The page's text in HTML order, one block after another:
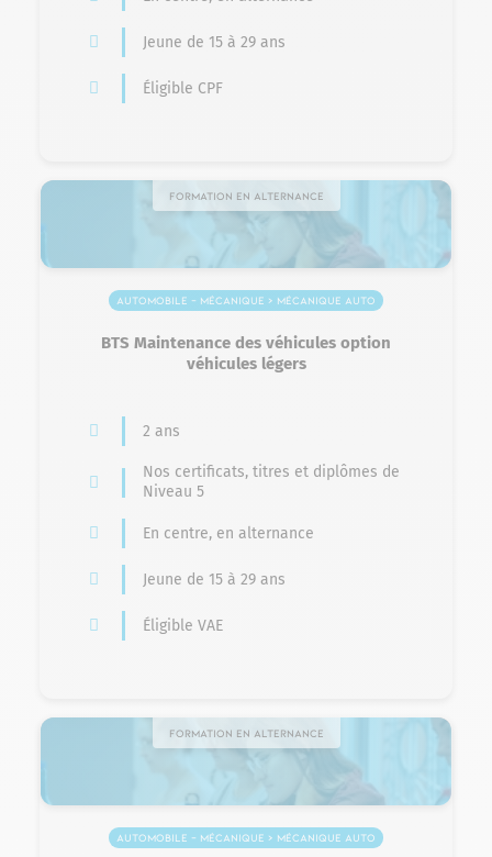
Jeune de 15 à 29 ans
Éligible CPF
Formation en alternance
Automobile – Mécanique > Mécanique auto
BTS Maintenance des véhicules option
véhicules légers
2 ans
Nos certificats, titres et diplômes de
Niveau 5
En centre, en alternance
Jeune de 15 à 29 ans
Éligible VAE
Formation en alternance
Automobile – Mécanique > Mécanique auto